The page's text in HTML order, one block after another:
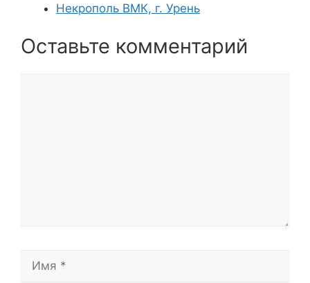
Некрополь ВМК, г. Урень
Оставьте комментарий